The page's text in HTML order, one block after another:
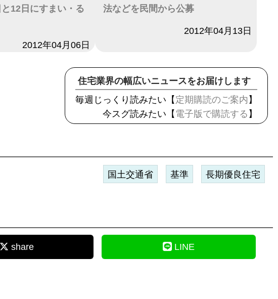
12日にすまい・る
2012年04月06日
法などを民間から公募
2012年04月13日
住宅業界の幅広いニュースをお届けします
毎週じっくり読みたい【 定期購読のご案内 】
今スグ読みたい【 電子版で購読する 】
国土交通省 基準 長期優良住宅
share LINE